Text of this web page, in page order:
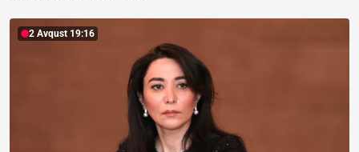
2 Avqust 19:16